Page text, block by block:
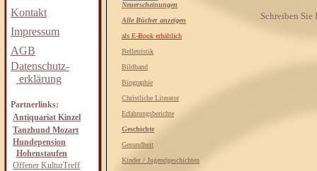
Kontakt
Impressum
AGB
Datenschutz-
erklärung
Partnerlinks:
Antiquariat Kinzel
Tanzhund Mozart
Hundepension
Hohenstaufen
Offener KulturTreff
Neuerscheinungen
Alle Bücher anzeigen
als E-Book erhältlich
Belletristik
Bildband
Biographie
Christliche Literatur
Erfahrungsberichte
Geschichte
Gesundheit
Kinder / Jugendgeschichten
Schreiben